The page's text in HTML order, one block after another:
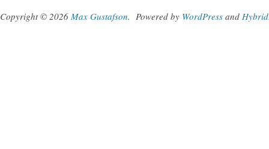
Copyright © 2026 Max Gustafson. Powered by WordPress and Hybrid